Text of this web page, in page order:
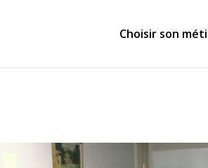
Choisir son